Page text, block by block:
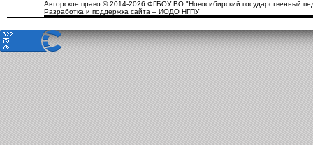
Авторское право © 2014-2026 ФГБОУ ВО "Новосибирский государственный
Разработка и поддержка сайта – ИОДО НГПУ